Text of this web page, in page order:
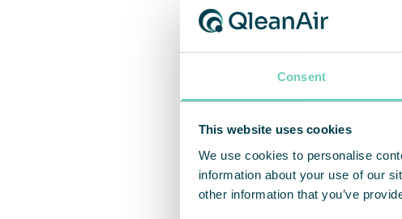
Consent
This website uses cookies
We use cookies to personalise
information about your use of our
other information that you’ve
“Bij